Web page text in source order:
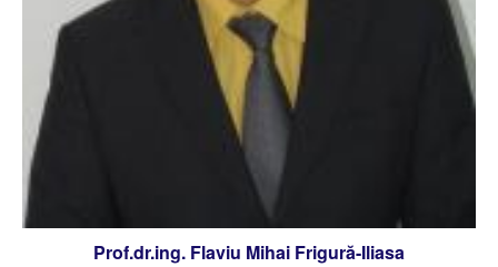
Prof.dr.ing. Flaviu Mihai Frigură-Iliasa